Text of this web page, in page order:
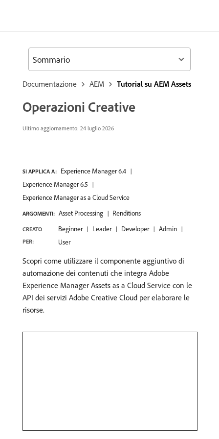
Documentazione AEM Tutorial su AEM Assets
Operazioni Creative
Ultimo aggiornamento: 24 luglio 2026
SI APPLICA A: Experience Manager 6.4
Experience Manager 6.5
Experience Manager as a Cloud Service
ARGOMENTI: Asset Processing Renditions
CREATO
PER:
Beginner Leader Developer
Admin
User
Scopri come utilizzare il componente aggiuntivo di
automazione dei contenuti che integra Adobe
Experience Manager Assets as a Cloud Service con le
API dei servizi Adobe Creative Cloud per elaborare le
risorse.
Sommario